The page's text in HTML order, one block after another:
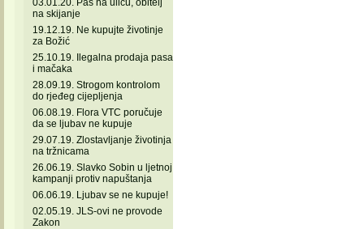
03.01.20. Pas na ulicu, obitelj
na skijanje
19.12.19. Ne kupujte životinje
za Božić
25.10.19. Ilegalna prodaja pasa
i mačaka
28.09.19. Strogom kontrolom
do rjeđeg cijepljenja
06.08.19. Flora VTC poručuje
da se ljubav ne kupuje
29.07.19. Zlostavljanje životinja
na tržnicama
26.06.19. Slavko Sobin u ljetnoj
kampanji protiv napuštanja
06.06.19. Ljubav se ne kupuje!
02.05.19. JLS-ovi ne provode
Zakon